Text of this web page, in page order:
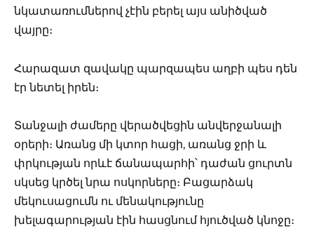
նկատառումներով չէին բերել այս անիծված
վայրը։
Հարազատ զավակը պարզապես աղբի պես դեն
էր նետել իրեն։
Տանջալի ժամերը վերածվեցին անվերջանալի
օրերի։ Առանց մի կտոր հացի, առանց ջրի և
փրկության որևէ ճանապարհի՝ դաժան ցուրտն
սկսեց կրծել նրա ոսկորները։ Բացարձակ
մեկուսացումն ու մենակությունը
խելագարության էին հասցնում հյուծված կնոջը։